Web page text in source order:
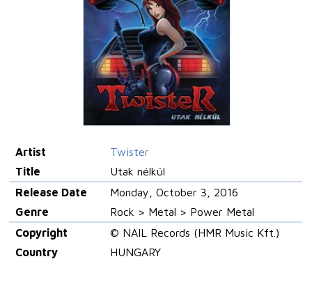
Artist
Twister
Title
Utak nélkül
Release Date
Monday, October 3, 2016
Genre
Rock > Metal > Power Metal
Copyright
© NAIL Records (HMR Music Kft.)
Country
HUNGARY